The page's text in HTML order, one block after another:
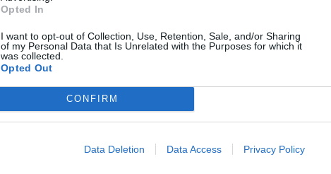
Opted In
I want to opt-out of Collection, Use, Retention, Sale, and/or Sharing
of my Personal Data that Is Unrelated with the Purposes for which it
was collected.
Opted Out
CONFIRM
Data Deletion Data Access Privacy Policy